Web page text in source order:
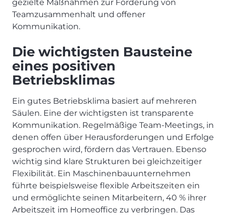
gezielte Maßnahmen zur Förderung von
Teamzusammenhalt und offener
Kommunikation.
Die wichtigsten Bausteine
eines positiven
Betriebsklimas
Ein gutes Betriebsklima basiert auf mehreren
Säulen. Eine der wichtigsten ist transparente
Kommunikation. Regelmäßige Team-Meetings, in
denen offen über Herausforderungen und Erfolge
gesprochen wird, fördern das Vertrauen. Ebenso
wichtig sind klare Strukturen bei gleichzeitiger
Flexibilität. Ein Maschinenbauunternehmen
führte beispielsweise flexible Arbeitszeiten ein
und ermöglichte seinen Mitarbeitern, 40 % ihrer
Arbeitszeit im Homeoffice zu verbringen. Das